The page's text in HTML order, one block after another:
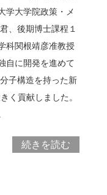
タウンキャンパス
義塾大学
学大学院政策・メ
、後期博士課程１
科関根靖彦准教授
自に開発を進めて
子構造を持った新
く貢献しました。
続きを読む